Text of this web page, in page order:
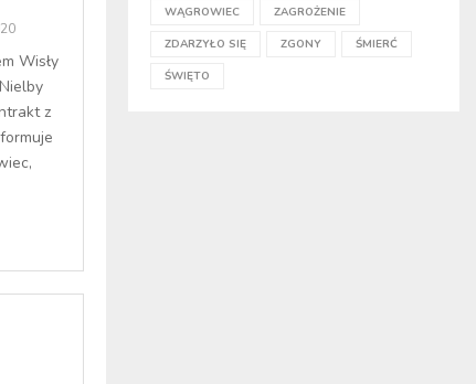
Wisły
z
WĄGROWIEC ZAGROŻENIE
ZDARZYŁO SIĘ ZGONY ŚMIERĆ
ŚWIĘTO